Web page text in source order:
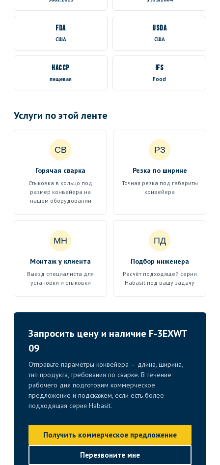
FDA
США
USDA
США
HACCP
пищевая
IFS
Food
Услуги по этой ленте
СВ
Горячая сварка
Стыковка в кольцо под
размер конвейера на
нашем оборудовании
РЗ
Резка по ширине
Точная резка под габариты
конвейера
МН
Монтаж у клиента
Выезд специалиста для
установки и стыковки
ПД
Подбор инженера
Расчёт подходящей серии
Habasit под вашу задачу
Запросить цену и наличие F-3EXWT
09
Отправьте параметры конвейера — длина, ширина,
тип продукта, требования по сварке. В течение
рабочего дня подготовим коммерческое
предложение и подскажем, если есть более
подходящая серия Habasit.
Получить коммерческое предложение
Перезвоните мне